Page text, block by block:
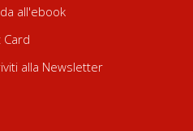
all'ebook
Card
alla Newsletter